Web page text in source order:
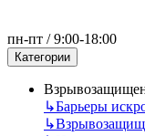
пн-пт / 9:00-18:00
Категории
↳Барьеры
↳